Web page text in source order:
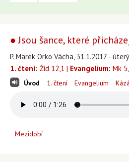
● Jsou šance, které
P. Marek Orko Vácha, 31.1.2017 -
1. čtení: Žid 12,1 | Evangelium: Mk
Úvod 1. čtení Evangelium
Mezidobí